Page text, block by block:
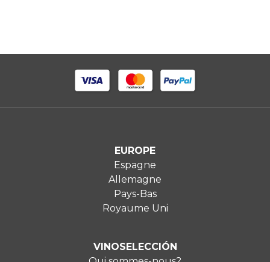
EUROPE
Espagne
Allemagne
Pays-Bas
Royaume Uni
VINOSELECCIÓN